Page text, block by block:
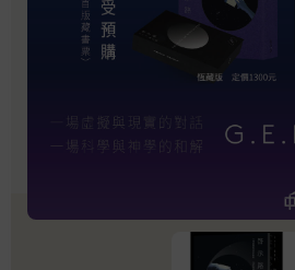
人的故事。 *有關G.E.M. 鄧紫棋《啟示路》小說
的幾個問題 繁體版跟簡體版小
語不一樣外，小說的內容都是
式。恒藏版和平裝版都有隨機掉